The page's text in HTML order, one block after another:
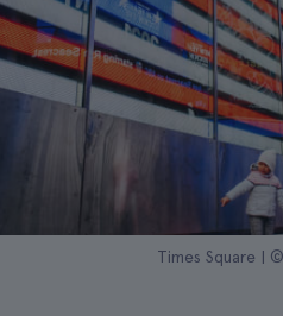
Times Square |